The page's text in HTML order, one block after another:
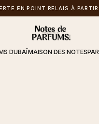
EN POINT RELAIS À PARTIR
DUBAÏMAISON DES NOTES